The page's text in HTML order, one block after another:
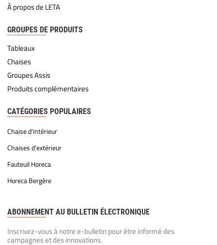
À propos de LETA
GROUPES DE PRODUITS
Tableaux
Chaises
Groupes Assis
Produits complémentaires
CATÉGORIES POPULAIRES
Chaise d'intérieur
Chaises d'extérieur
Fauteuil Horeca
Horeca Bergère
ABONNEMENT AU BULLETIN ÉLECTRONIQUE
Inscrivez-vous à notre e-bulletin pour être informé des
campagnes et des innovations.